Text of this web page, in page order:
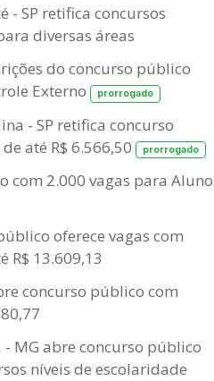
- SP retifica concursos
diversas áreas
do concurso público
Externo
prorrogado
- SP retifica concurso
até R$ 6.566,50
prorrogado
com 2.000 vagas para
oferece vagas com
R$ 13.609,13
concurso público com
MG abre concurso público
níveis de escolaridade